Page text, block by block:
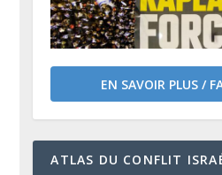
EN SAVOIR PLUS /
ATLAS DU CONFLIT